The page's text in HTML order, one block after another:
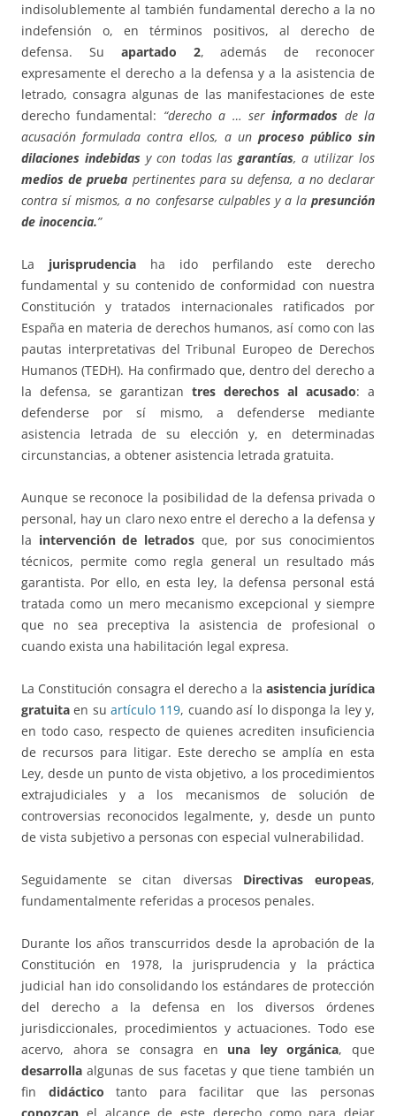
indisolublemente al también fundamental derecho a la no
indefensión o, en términos positivos, al derecho de
defensa. Su apartado 2, además de reconocer
expresamente el derecho a la defensa y a la asistencia de
letrado, consagra algunas de las manifestaciones de este
derecho fundamental: “derecho a … serinformados de la
acusación formulada contra ellos, a un proceso público sin
dilaciones indebidas y con todas lasgarantías, a utilizar los
medios de prueba pertinentes para su defensa, a no declarar
contra sí mismos, a no confesarse culpables y a la presunción
de inocencia.”
La jurisprudencia ha ido perfilando este derecho
fundamental y su contenido de conformidad con nuestra
Constitución y tratados internacionales ratificados por
España en materia de derechos humanos, así como con las
pautas interpretativas del Tribunal Europeo de Derechos
Humanos (TEDH). Ha confirmado que, dentro del derecho a
la defensa, se garantizan tres derechos al acusado: a
defenderse por sí mismo, a defenderse mediante
asistencia letrada de su elección y, en determinadas
circunstancias, a obtener asistencia letrada gratuita.
Aunque se reconoce la posibilidad de la defensa privada o
personal, hay un claro nexo entre el derecho a la defensa y
la intervención de letrados que, por sus conocimientos
técnicos, permite como regla general un resultado más
garantista. Por ello, en esta ley, la defensa personal está
tratada como un mero mecanismo excepcional y siempre
que no sea preceptiva la asistencia de profesional o
cuando exista una habilitación legal expresa.
La Constitución consagra el derecho a la asistencia jurídica
gratuita en suartículo 119, cuando así lo disponga la ley y,
en todo caso, respecto de quienes acrediten insuficiencia
de recursos para litigar. Este derecho se amplía en esta
Ley, desde un punto de vista objetivo, a los procedimientos
extrajudiciales y a los mecanismos de solución de
controversias reconocidos legalmente, y, desde un punto
de vista subjetivo a personas con especial vulnerabilidad.
Seguidamente se citan diversas Directivas europeas,
fundamentalmente referidas a procesos penales.
Durante los años transcurridos desde la aprobación de la
Constitución en 1978, la jurisprudencia y la práctica
judicial han ido consolidando los estándares de protección
del derecho a la defensa en los diversos órdenes
jurisdiccionales, procedimientos y actuaciones. Todo ese
acervo, ahora se consagra en una ley orgánica, que
desarrolla algunas de sus facetas y que tiene también un
fin didáctico tanto para facilitar que las personas